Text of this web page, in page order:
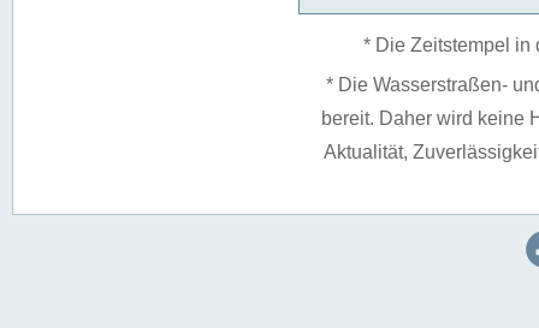
* Die Zeitstempel in
* Die Wasserstraßen-
bereit. Daher wird keine
Aktualität,